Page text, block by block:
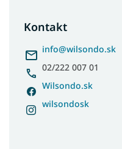
Kontakt
info@wilsondo.sk
02/222 007 01
Wilsondo.sk
wilsondosk